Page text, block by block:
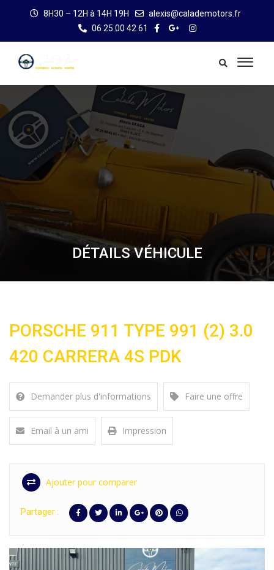
8H30 – 12H à 14H 19H
alexis@calademotors.fr
06 25 00 42 61
DÉTAILS VÉHICULE
PORSCHE 911 TYPE 991 (2) 3.0
420 CARRERA 4S PDK
Demander plus d'informations Faire une offre
Email à un ami Impression
Ajouter pour comparer
Partager :